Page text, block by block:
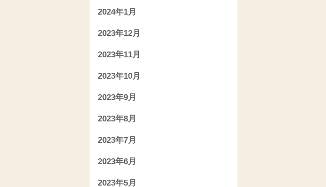
2024年1月
2023年12月
2023年11月
2023年10月
2023年9月
2023年8月
2023年7月
2023年6月
2023年5月